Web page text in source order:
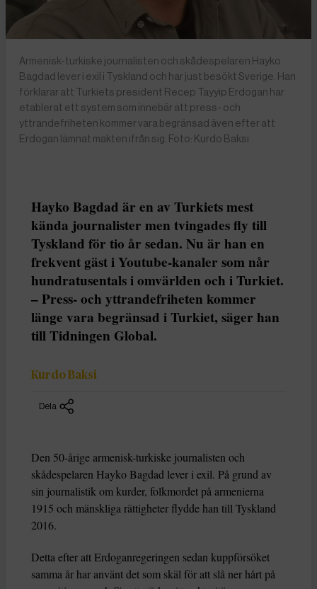
Armenisk-turkiske journalisten och skådespelaren Hayko
Bagdad lever i exil i Tyskland och har just besökt Sverige. Han
förklarar att Turkiets president Recep Tayyip Erdogan har
etablerat ett system som innebär att press- och
yttrandefriheten kommer vara begränsad även efter att
Erdogan lämnat makten ifrån sig. Foto: Kurdo Baksi
Hayko Bagdad är en av Turkiets mest
kända journalister men tvingades fly till
Tyskland för tio år sedan. Nu är han en
frekvent gäst i Youtube-kanaler som når
hundratusentals i omvärlden och i Turkiet.
– Press- och yttrandefriheten kommer
länge vara begränsad i Turkiet, säger han
till Tidningen Global.
Kurdo Baksi
Dela
Den 50-årige armenisk-turkiske journalisten och
skådespelaren Hayko Bagdad lever i exil. På grund av
sin journalistik om kurder, folkmordet på armenierna
1915 och mänskliga rättigheter flydde han till Tyskland
2016.
Detta efter att Erdoganregeringen sedan kuppförsöket
samma år har använt det som skäl för att slå ner hårt på